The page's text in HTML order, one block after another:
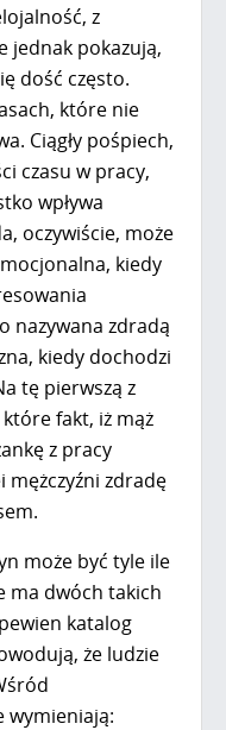
z
jednak pokazują,
dość często.
które nie
Ciągły pośpiech,
czasu w pracy,
wpływa
oczywiście, może
kiedy
nazywana zdradą
kiedy dochodzi
tę pierwszą z
fakt, iż mąż
z pracy
mężczyźni zdradę
może być tyle ile
ma dwóch takich
katalog
że ludzie
wymieniają: